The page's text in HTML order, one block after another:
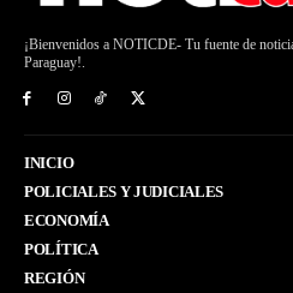
¡Bienvenidos a NOTICDE- Tu fuente de
Paraguay!.
INICIO
POLICIALES Y JUDICIALES
ECONOMÍA
POLÍTICA
REGIÓN